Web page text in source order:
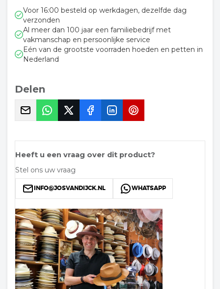
Voor 16:00 besteld op werkdagen, dezelfde dag
verzonden
Al meer dan 100 jaar een familiebedrijf met
vakmanschap en persoonlijke service
Eén van de grootste voorraden hoeden en petten in
Nederland
Delen
Heeft u een vraag over dit product?
Stel ons uw vraag
INFO@JOSVANDIJCK.NL WHATSAPP